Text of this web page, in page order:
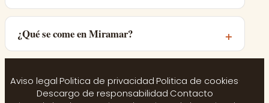
¿Qué se come en Miramar?
Aviso legal·Politica de privacidad·Politica de cookies·
Descargo de responsabilidad·Contacto